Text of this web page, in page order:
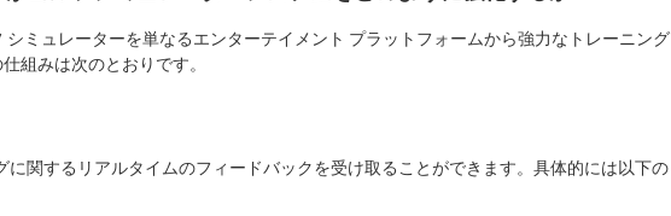
シミュレーターを単なるエンターテイメント プラットフォームから強力なトレーニング
組みは次のとおりです。
に関するリアルタイムのフィードバックを受け取ることができます。具体的には以下の